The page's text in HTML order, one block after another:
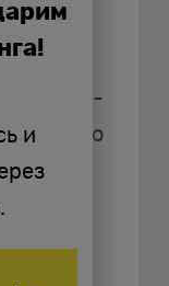
LMD.
что-
надо
и